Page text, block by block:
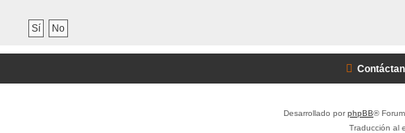
Desarrollado porphpBB®
Traducción al